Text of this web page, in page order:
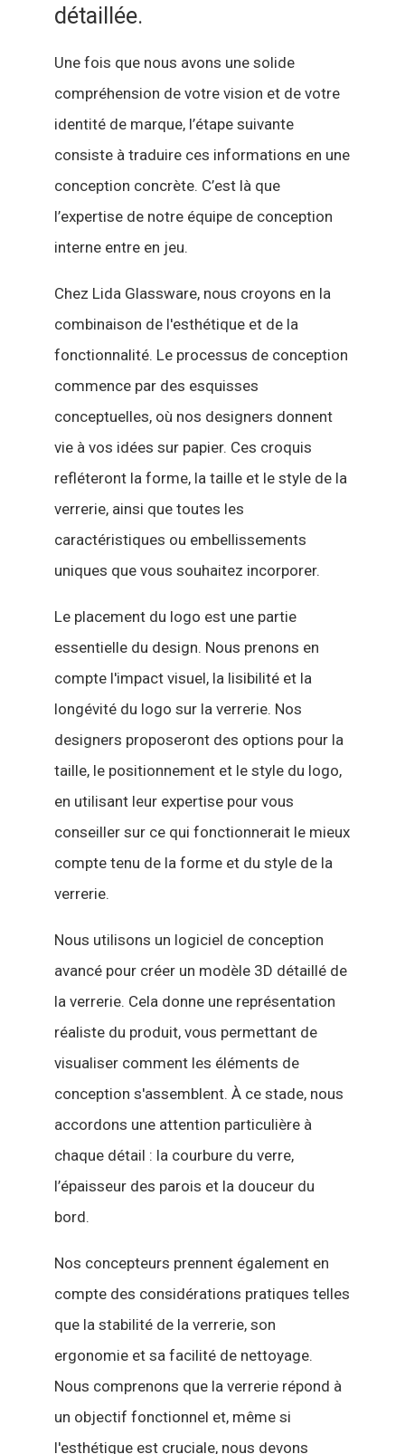
détaillée.
Une fois que nous avons une solide
compréhension de votre vision et de votre
identité de marque, l’étape suivante
consiste à traduire ces informations en une
conception concrète. C’est là que
l’expertise de notre équipe de conception
interne entre en jeu.
Chez Lida Glassware, nous croyons en la
combinaison de l'esthétique et de la
fonctionnalité. Le processus de conception
commence par des esquisses
conceptuelles, où nos designers donnent
vie à vos idées sur papier. Ces croquis
refléteront la forme, la taille et le style de la
verrerie, ainsi que toutes les
caractéristiques ou embellissements
uniques que vous souhaitez incorporer.
Le placement du logo est une partie
essentielle du design. Nous prenons en
compte l'impact visuel, la lisibilité et la
longévité du logo sur la verrerie. Nos
designers proposeront des options pour la
taille, le positionnement et le style du logo,
en utilisant leur expertise pour vous
conseiller sur ce qui fonctionnerait le mieux
compte tenu de la forme et du style de la
verrerie.
Nous utilisons un logiciel de conception
avancé pour créer un modèle 3D détaillé de
la verrerie. Cela donne une représentation
réaliste du produit, vous permettant de
visualiser comment les éléments de
conception s'assemblent. À ce stade, nous
accordons une attention particulière à
chaque détail : la courbure du verre,
l’épaisseur des parois et la douceur du
bord.
Nos concepteurs prennent également en
compte des considérations pratiques telles
que la stabilité de la verrerie, son
ergonomie et sa facilité de nettoyage.
Nous comprenons que la verrerie répond à
un objectif fonctionnel et, même si
l'esthétique est cruciale, nous devons